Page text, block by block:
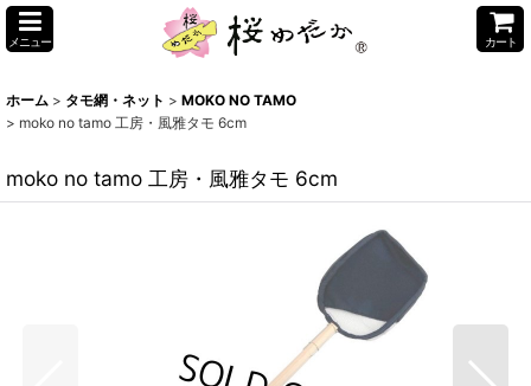
メニュー カート
ホーム > タモ網・ネット > MOKO NO TAMO
> moko no tamo 工房・風雅タモ 6cm
moko no tamo 工房・風雅タモ 6cm